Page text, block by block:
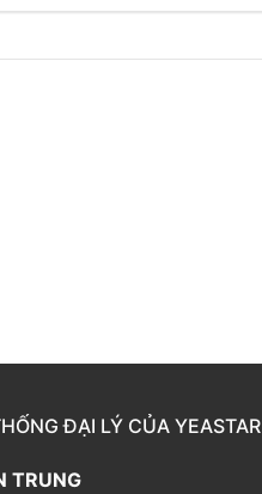
ĐẠI LÝ CỦA YEASTAR
TRUNG